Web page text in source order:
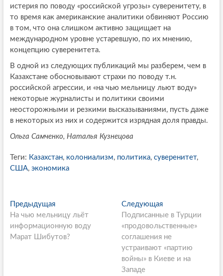
истерия по поводу «российской угрозы» суверенитету, в
то время как американские аналитики обвиняют Россию
в том, что она слишком активно защищает на
международном уровне устаревшую, по их мнению,
концепцию суверенитета.
В одной из следующих публикаций мы разберем, чем в
Казахстане обосновывают страхи по поводу т.н.
российской агрессии, и «на чью мельницу льют воду»
некоторые журналисты и политики своими
неосторожными и резкими высказываниями, пусть даже
в некоторых из них и содержится изрядная доля правды.
Ольга Самченко, Наталья Кузнецова
Теги: Казахстан, колониализм, политика, суверенитет,
США, экономика
P
o
s
ПредыдущаяП
р
е
д
На чью мельницу льёт
информационную воду
Марат Шибутов?
Следующая
л
е
д
у
ю
Подписанные в Турции
«продовольственные»
соглашения не
устраивают «партию
войны» в Киеве и на
Западе